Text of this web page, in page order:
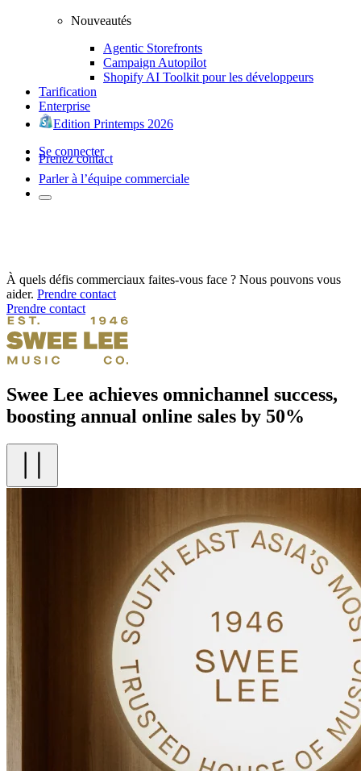
Nouveautés
Agentic Storefronts
Campaign Autopilot
Shopify AI Toolkit pour les développeurs
Tarification
Enterprise
Edition Printemps 2026
Se connecter
Prenez contact
Parler à l’équipe commerciale
À quels défis commerciaux faites-vous face ? Nous pouvons vous
aider. Prendre contact
Prendre contact
Swee Lee achieves omnichannel success,
boosting annual online sales by 50%